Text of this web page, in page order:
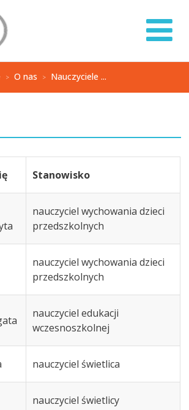
> O nas > Nauczyciele ...
Stanowisko
nauczyciel wychowania dzieci
przedszkolnych
nauczyciel wychowania dzieci
przedszkolnych
nauczyciel edukacji
wczesnoszkolnej
nauczyciel świetlica
nauczyciel świetlicy